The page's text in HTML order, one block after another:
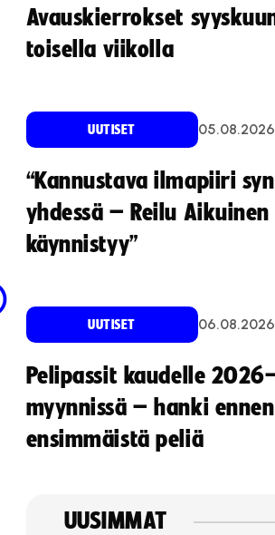
Avauskierrokset
toisella viikolla
UUTISET 05.08.2026
“Kannustava ilmapiiri
yhdessä – Reilu
käynnistyy”
UUTISET 06.08.2026
Pelipassit kaudelle
myynnissä – hanki ennen
ensimmäistä peliä
UUSIMMAT